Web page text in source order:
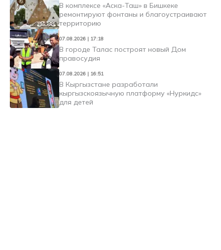
В комплексе «Аска-Таш» в Бишкеке
ремонтируют фонтаны и благоустраивают
территорию
07.08.2026 | 17:18
В городе Талас построят новый Дом
правосудия
07.08.2026 | 16:51
В Кыргызстане разработали
кыргызскоязычную платформу «Нуркидс»
для детей